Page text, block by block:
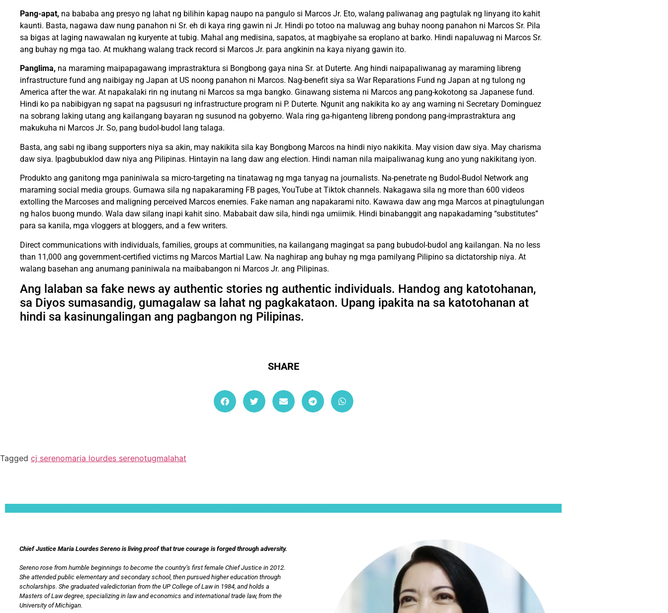
Pang-apat, na bababa ang presyo ng lahat ng bilihin kapag naupo na pangulo si Marcos Jr. Eto, walang paliwanag ang pagtulak ng linyang ito kahit
kaunti. Basta, nagawa daw nung panahon ni Sr. eh di kaya ring gawin ni Jr. Hindi po totoo na maluwag ang buhay noong panahon ni Marcos Sr. Pila
sa bigas at laging nawawalan ng kuryente at tubig. Mahal ang medisina, sapatos, at magbiyahe sa eroplano at barko. Hindi napaluwag ni Marcos Sr.
ang buhay ng mga tao. At mukhang walang track record si Marcos Jr. para angkinin na kaya niyang gawin ito.
Panglima, na maraming maipapagawang imprastraktura si Bongbong gaya nina Sr. at Duterte. Ang hindi naipapaliwanag ay maraming libreng
infrastructure fund ang naibigay ng Japan at US noong panahon ni Marcos. Nag-benefit siya sa War Reparations Fund ng Japan at ng tulong ng
America after the war. At napakalaki rin ng inutang ni Marcos sa mga bangko. Ginawang sistema ni Marcos ang pang-kokotong sa Japanese fund.
Hindi ko pa nabibigyan ng sapat na pagsusuri ng infrastructure program ni P. Duterte. Ngunit ang nakikita ko ay ang warning ni Secretary Dominguez
na sobrang laking utang ang kailangang bayaran ng susunod na gobyerno. Wala ring ga-higanteng libreng pondong pang-imprastraktura ang
makukuha ni Marcos Jr. So, pang budol-budol lang talaga.
Basta, ang sabi ng ibang supporters niya sa akin, may nakikita sila kay Bongbong Marcos na hindi niyo nakikita. May vision daw siya. May charisma
daw siya. Ipagbubuklod daw niya ang Pilipinas. Hintayin na lang daw ang election. Hindi naman nila maipaliwanag kung ano yung nakikitang iyon.
Produkto ang ganitong mga paniniwala sa micro-targeting na tinatawag ng mga tanyag na journalists. Na-penetrate ng Budol-Budol Network ang
maraming social media groups. Gumawa sila ng napakaraming FB pages, YouTube at Tiktok channels. Nakagawa sila ng more than 600 videos
extolling the Marcoses and maligning perceived Marcos enemies. Fake naman ang napakarami nito. Kawawa daw ang mga Marcos at pinagtulungan
ng halos buong mundo. Wala daw silang inapi kahit sino. Mababait daw sila, hindi nga umiimik. Hindi binabanggit ang napakadaming “substitutes”
para sa kanila, mga vloggers at bloggers, and a few writers.
Direct communications with individuals, families, groups at communities, na kailangang magingat sa pang bubudol-budol ang kailangan. Na no less
than 11,000 ang government-certified victims ng Marcos Martial Law. Na naghirap ang buhay ng mga pamilyang Pilipino sa dictatorship niya. At
walang basehan ang anumang paniniwala na maibabangon ni Marcos Jr. ang Pilipinas.
Ang lalaban sa fake news ay authentic stories ng authentic individuals. Handog ang katotohanan,
sa Diyos sumasandig, gumagalaw sa lahat ng pagkakataon. Upang ipakita na sa katotohanan at
hindi sa kasinungalingan ang pagbangon ng Pilipinas.
SHARE
Tagged cj serenomaria lourdes serenotugmalahat
Chief Justice Maria Lourdes Sereno is living proof that true courage is forged through adversity.
Sereno rose from humble beginnings to become the country’s first female Chief Justice in 2012.
She attended public elementary and secondary school, then pursued higher education through
scholarships. She graduated valedictorian from the UP College of Law in 1984, and holds a
Masters of Law degree, specializing in law and economics and international trade law, from the
University of Michigan.